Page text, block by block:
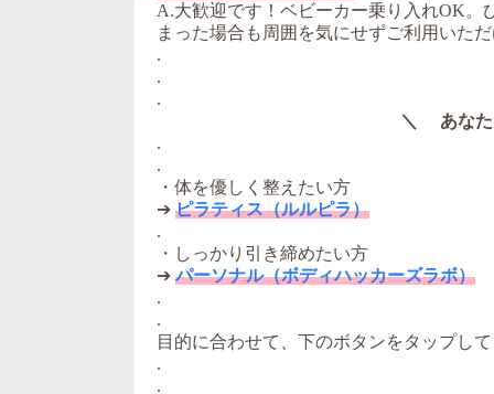
A.大歓迎です！ベビーカー乗り入れOK。
まった場合も周囲を気にせずご利用いた
.
.
.
＼ あなた
.
.
・体を優しく整えたい方
➔ ピラティス（ルルピラ）
.
・しっかり引き締めたい方
➔パーソナル（ボディハッカーズラボ）
.
.
目的に合わせて、下のボタンをタップし
.
.